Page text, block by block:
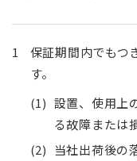
保証期間内でもつ
す。
設置、使用上
る故障または
当社出荷後の